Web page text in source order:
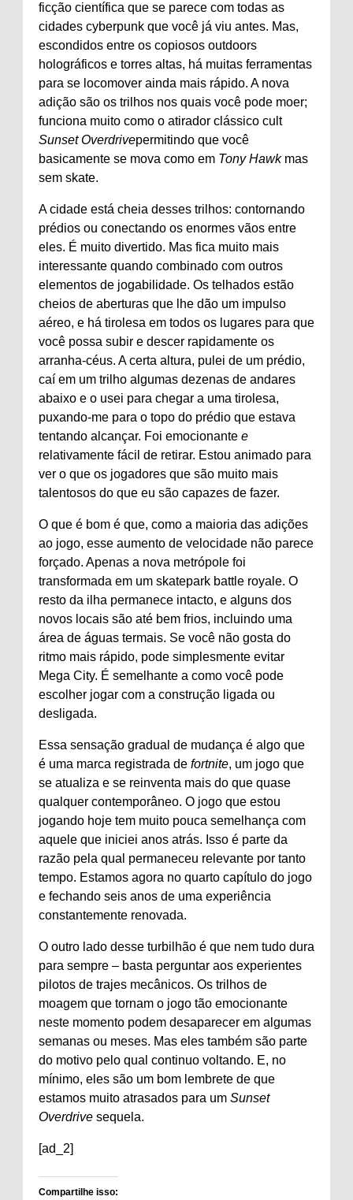
ficção científica que se parece com todas as
cidades cyberpunk que você já viu antes. Mas,
escondidos entre os copiosos outdoors
holográficos e torres altas, há muitas ferramentas
para se locomover ainda mais rápido. A nova
adição são os trilhos nos quais você pode moer;
funciona muito como o atirador clássico cult
Sunset Overdrivepermitindo que você
basicamente se mova como em Tony Hawkmas
sem skate.
A cidade está cheia desses trilhos: contornando
prédios ou conectando os enormes vãos entre
eles. É muito divertido. Mas fica muito mais
interessante quando combinado com outros
elementos de jogabilidade. Os telhados estão
cheios de aberturas que lhe dão um impulso
aéreo, e há tirolesa em todos os lugares para que
você possa subir e descer rapidamente os
arranha-céus. A certa altura, pulei de um prédio,
caí em um trilho algumas dezenas de andares
abaixo e o usei para chegar a uma tirolesa,
puxando-me para o topo do prédio que estava
tentando alcançar. Foi emocionante e
relativamente fácil de retirar. Estou animado para
ver o que os jogadores que são muito mais
talentosos do que eu são capazes de fazer.
O que é bom é que, como a maioria das adições
ao jogo, esse aumento de velocidade não parece
forçado. Apenas a nova metrópole foi
transformada em um skatepark battle royale. O
resto da ilha permanece intacto, e alguns dos
novos locais são até bem frios, incluindo uma
área de águas termais. Se você não gosta do
ritmo mais rápido, pode simplesmente evitar
Mega City. É semelhante a como você pode
escolher jogar com a construção ligada ou
desligada.
Essa sensação gradual de mudança é algo que
é uma marca registrada de fortnite, um jogo que
se atualiza e se reinventa mais do que quase
qualquer contemporâneo. O jogo que estou
jogando hoje tem muito pouca semelhança com
aquele que iniciei anos atrás. Isso é parte da
razão pela qual permaneceu relevante por tanto
tempo. Estamos agora no quarto capítulo do jogo
e fechando seis anos de uma experiência
constantemente renovada.
O outro lado desse turbilhão é que nem tudo dura
para sempre – basta perguntar aos experientes
pilotos de trajes mecânicos. Os trilhos de
moagem que tornam o jogo tão emocionante
neste momento podem desaparecer em algumas
semanas ou meses. Mas eles também são parte
do motivo pelo qual continuo voltando. E, no
mínimo, eles são um bom lembrete de que
estamos muito atrasados ​​para um Sunset
Overdrive sequela.
[ad_2]
Compartilhe isso: